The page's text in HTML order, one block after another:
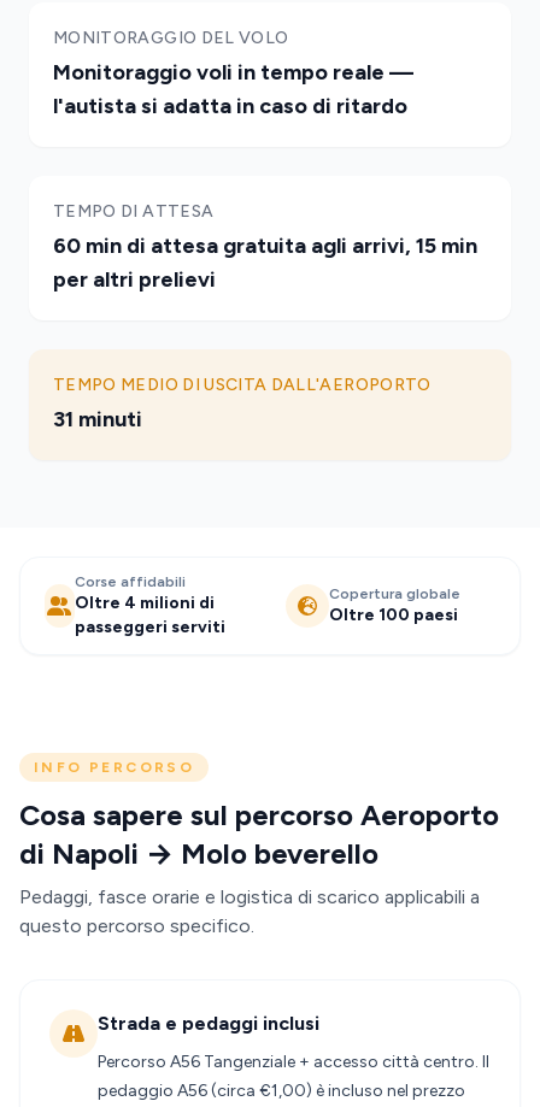
MONITORAGGIO DEL VOLO
Monitoraggio voli in tempo reale —
l'autista si adatta in caso di ritardo
TEMPO DI ATTESA
60 min di attesa gratuita agli arrivi, 15 min
per altri prelievi
TEMPO MEDIO DI USCITA DALL'AEROPORTO
31 minuti
Corse affidabili
Oltre 4 milioni di
passeggeri serviti
Copertura globale
Oltre 100 paesi
INFO PERCORSO
Cosa sapere sul percorso Aeroporto
di Napoli → Molo beverello
Pedaggi, fasce orarie e logistica di scarico applicabili a
questo percorso specifico.
Strada e pedaggi inclusi
Percorso A56 Tangenziale + accesso città centro. Il
pedaggio A56 (circa €1,00) è incluso nel prezzo